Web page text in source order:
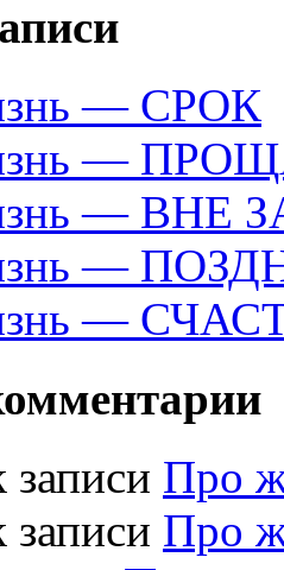
— СРОК
—
— ВНЕ
—
—
записи Про
записи Про